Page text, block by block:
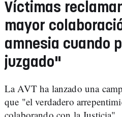
Víctimas
mayor
amnesia cuando
juzgado"
La AVT ha lanzado una
que "el verdadero